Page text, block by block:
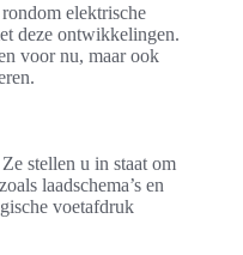
elektrische
deze ontwikkelingen.
voor nu, maar ook
stellen u in staat om
laadschema’s en
voetafdruk